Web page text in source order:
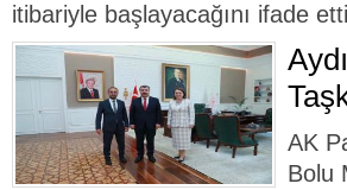
itibariyle başlayacağını ifade
AK
Bolu